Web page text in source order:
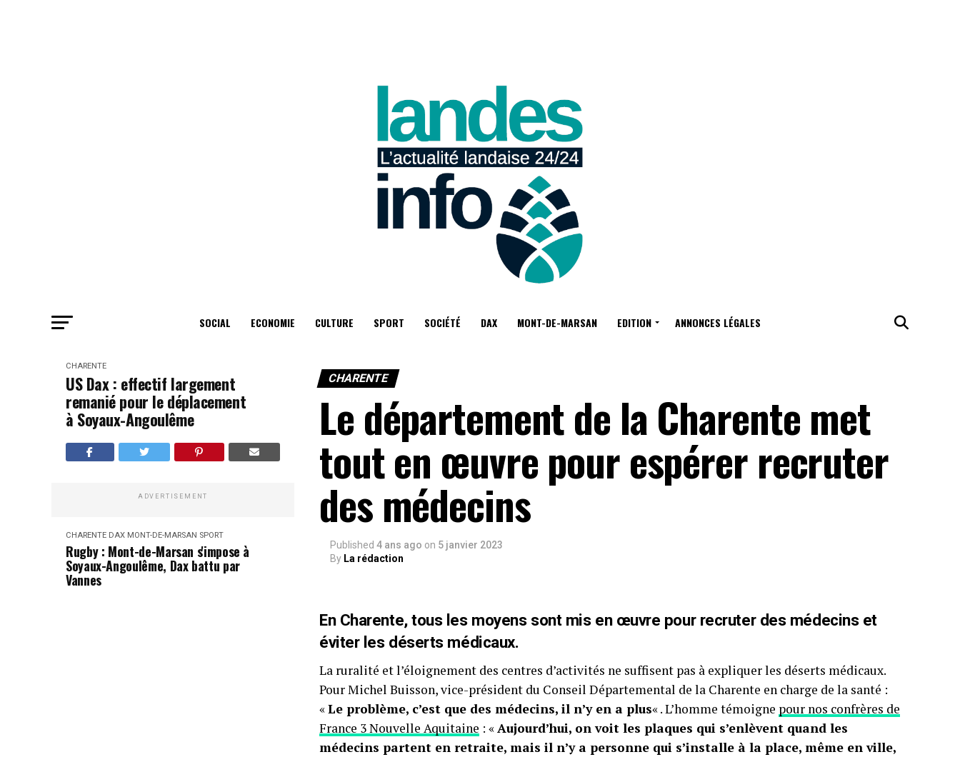
SOCIAL ECONOMIE CULTURE SPORT SOCIÉTÉ DAX MONT-DE-MARSAN EDITION ANNONCES LÉGALES
CHARENTE
US Dax : effectif largement
remanié pour le déplacement
à Soyaux-Angoulême
ADVERTISEMENT
CHARENTE DAX MONT-DE-MARSAN SPORT
Rugby : Mont-de-Marsan s'impose à
Soyaux-Angoulême, Dax battu par
Vannes
CHARENTE
Le département de la Charente met
tout en œuvre pour espérer recruter
des médecins
Published 4 ans ago on 5 janvier 2023
By La rédaction
En Charente, tous les moyens sont mis en œuvre pour recruter des médecins et
éviter les déserts médicaux.
La ruralité et l’éloignement des centres d’activités ne suffisent pas à expliquer les déserts médicaux.
Pour Michel Buisson, vice-président du Conseil Départemental de la Charente en charge de la santé :
«Le problème, c’est que des médecins, il n’y en a plus« . L’homme témoigne pour nos confrères de
France 3 Nouvelle Aquitaine : «Aujourd’hui, on voit les plaques qui s’enlèvent quand les
médecins partent en retraite, mais il n’y a personne qui s’installe à la place, même en ville,